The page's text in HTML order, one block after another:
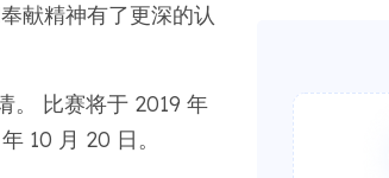
献精神有了更深的认
。 比赛将于 2019 年
10 月 20 日。